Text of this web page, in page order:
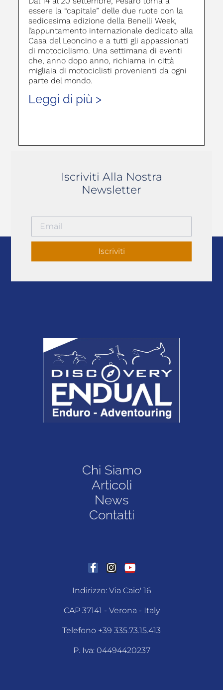
essere la “capitale” delle due ruote con la
sedicesima edizione della Benelli Week,
l’appuntamento internazionale dedicato alla
Casa del Leoncino e a tutti gli appassionati
di motociclismo. Una settimana di eventi
che, anno dopo anno, richiama in città
migliaia di motociclisti provenienti da ogni
parte del mondo.
Leggi di più >
Iscriviti Alla Nostra
Newsletter
Iscriviti
Chi Siamo
Articoli
News
Contatti
Indirizzo: Via Caio' 16
CAP 37141 - Verona - Italy
Telefono +39 335.73.15.413
P. Iva: 04494420237